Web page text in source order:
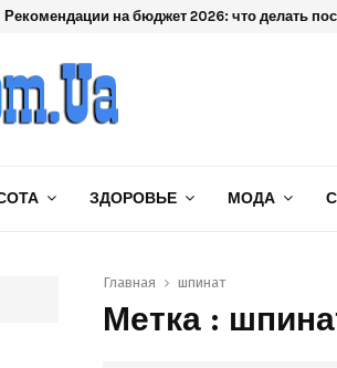
Рекомендации на бюджет 2026: что делать
ЗДОРОВЬЕ МОДА
Главная шпинат
Метка :